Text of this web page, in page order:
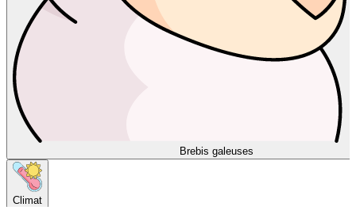
Brebis galeuses
Climat